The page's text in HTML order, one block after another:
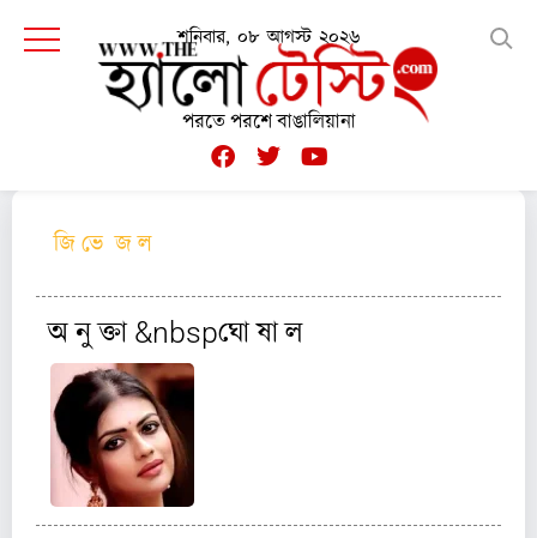
শনিবার, ০৮ আগস্ট ২০২৬
পরতে পরশে বাঙালিয়ানা
জি ভে জ ল
অ নু ক্তা &nbspঘো ষা ল